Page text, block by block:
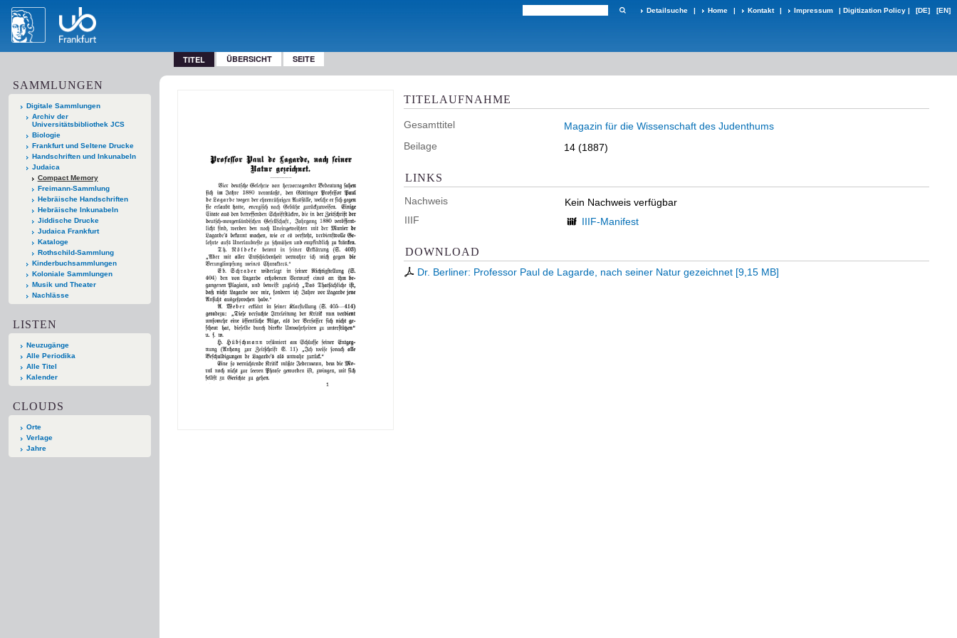
Detailsuche | Home | Kontakt | Impressum | Digitization Policy | [DE] [EN]
TITEL ÜBERSICHT SEITE
SAMMLUNGEN
Digitale Sammlungen
Archiv der
Universitätsbibliothek JCS
Biologie
Frankfurt und Seltene Drucke
Handschriften und Inkunabeln
Judaica
Compact Memory
Freimann-Sammlung
Hebräische Handschriften
Hebräische Inkunabeln
Jiddische Drucke
Judaica Frankfurt
Kataloge
Rothschild-Sammlung
Kinderbuchsammlungen
Koloniale Sammlungen
Musik und Theater
Nachlässe
LISTEN
Neuzugänge
Alle Periodika
Alle Titel
Kalender
CLOUDS
Orte
Verlage
Jahre
TITELAUFNAHME
Gesamttitel
Magazin für die Wissenschaft des Judenthums
Beilage
14 (1887)
LINKS
Nachweis
Kein Nachweis verfügbar
IIIF
IIIF-Manifest
DOWNLOAD
Dr. Berliner: Professor Paul de Lagarde, nach seiner Natur gezeichnet [9,15 MB]